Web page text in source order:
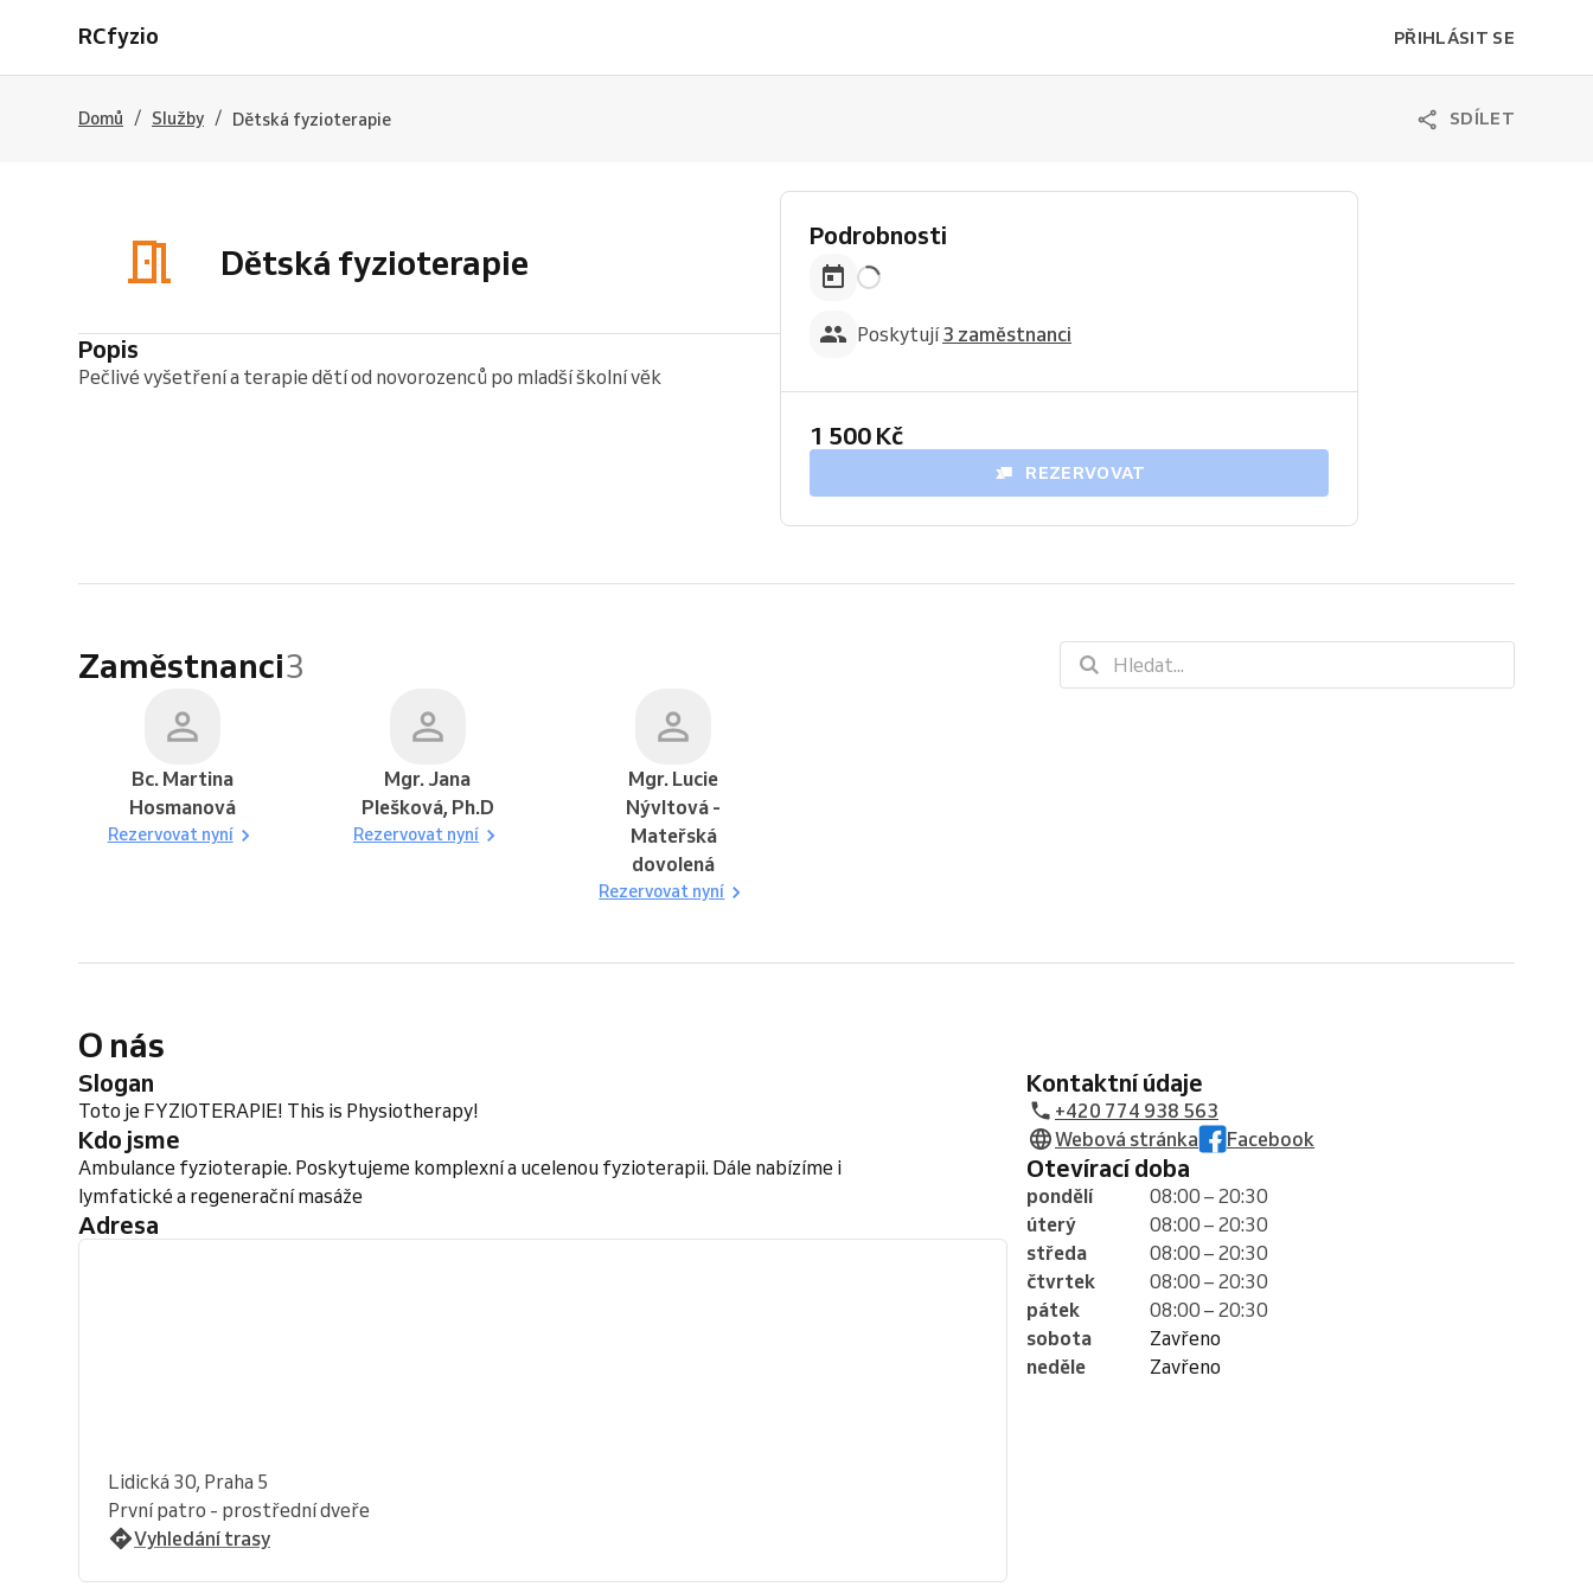
RCfyzio PŘIHLÁSIT SE
Domů / Služby / Dětská fyzioterapie SDÍLET
Dětská fyzioterapie
Popis
Pečlivé vyšetření a terapie dětí od novorozenců po mladší školní věk
Podrobnosti
Poskytují3 zaměstnanci
1 500 Kč
REZERVOVAT
Zaměstnanci3
Bc. Martina
Hosmanová
Rezervovat nyní
Mgr. Jana
Plešková, Ph.D
Rezervovat nyní
Mgr. Lucie
Nývltová -
Mateřská
dovolená
Rezervovat nyní
O nás
Slogan
Toto je FYZIOTERAPIE! This is Physiotherapy!
Kdo jsme
Ambulance fyzioterapie. Poskytujeme komplexní a ucelenou fyzioterapii. Dále nabízíme i
lymfatické a regenerační masáže
Adresa
Lidická 30, Praha 5
První patro - prostřední dveře
Vyhledání trasy
Kontaktní údaje
+420 774 938 563
Webová stránka
Facebook
Otevírací doba
pondělí
08:00 – 20:30
úterý
08:00 – 20:30
středa
08:00 – 20:30
čtvrtek
08:00 – 20:30
pátek
08:00 – 20:30
sobota
Zavřeno
neděle
Zavřeno